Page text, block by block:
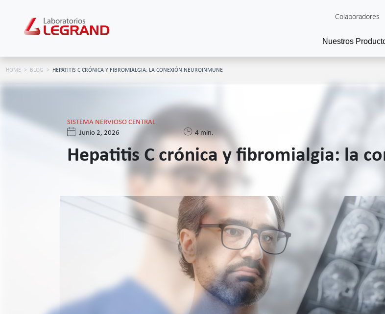
Colaboradores
Nuestros
HOME BLOG HEPATITIS C CRÓNICA Y FIBROMIALGIA: LA CONEXIÓN NEUROINMUNE
SISTEMA NERVIOSO CENTRAL
Junio 2, 2026
4 min.
Hepatitis C crónica y fibromialgia: la